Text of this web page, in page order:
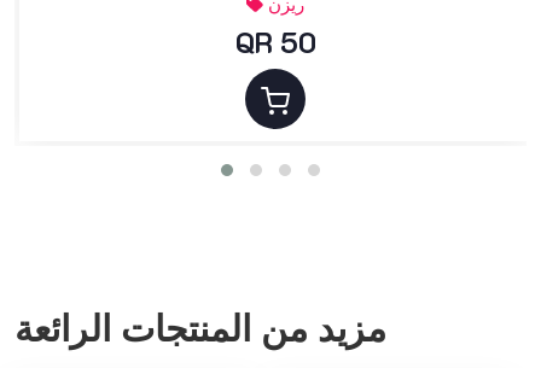
QR 50
مزيد من المنتجات الرائعة